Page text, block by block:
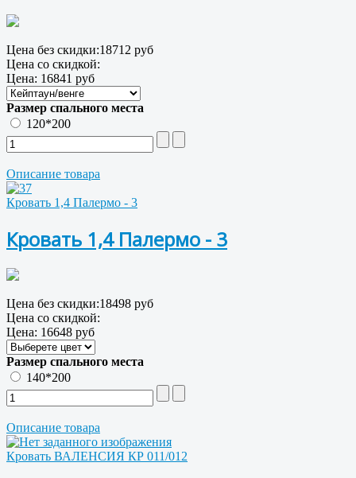
Цена без скидки:18712 руб
Цена со скидкой:
Цена: 16841 руб
Размер спального места
120*200
Описание товара
Кровать 1,4 Палермо - 3
Кровать 1,4 Палермо - 3
Цена без скидки:18498 руб
Цена со скидкой:
Цена: 16648 руб
Размер спального места
140*200
Описание товара
Кровать ВАЛЕНСИЯ КР 011/012